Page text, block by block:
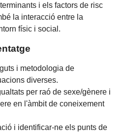
i els factors de risc
la interacció entre la
físic i social.
i metodologia de
diverses.
per raó de sexe/gènere i
en l'àmbit de coneixement
i identificar-ne els punts de